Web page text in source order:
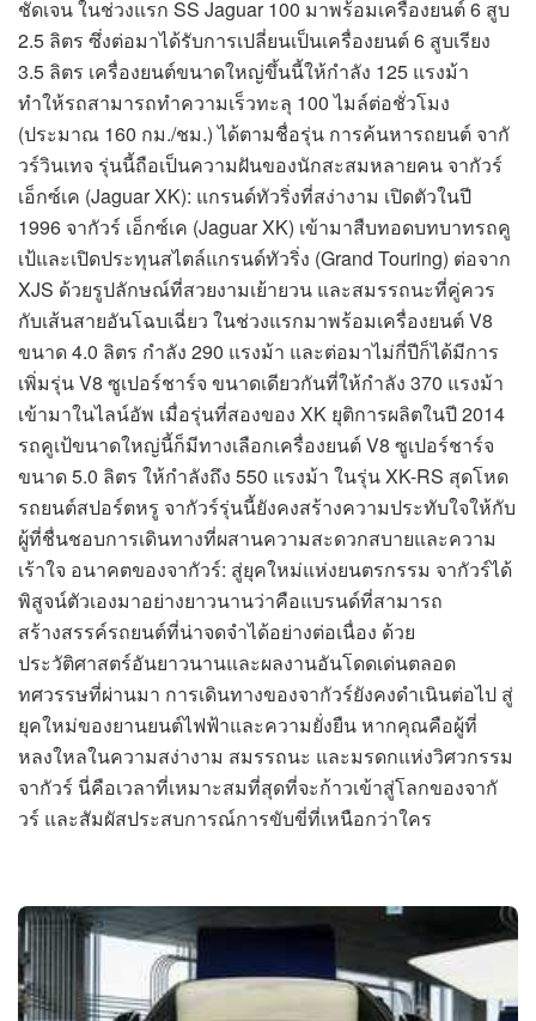
ชัดเจน ในช่วงแรก SS Jaguar 100 มาพร้อมเครื่องยนต์ 6 สูบ
2.5 ลิตร ซึ่งต่อมาได้รับการเปลี่ยนเป็นเครื่องยนต์ 6 สูบเรียง
3.5 ลิตร เครื่องยนต์ขนาดใหญ่ขึ้นนี้ให้กำลัง 125 แรงม้า
ทำให้รถสามารถทำความเร็วทะลุ 100 ไมล์ต่อชั่วโมง
(ประมาณ 160 กม./ชม.) ได้ตามชื่อรุ่น การค้นหารถยนต์ จากั
วร์วินเทจ รุ่นนี้ถือเป็นความฝันของนักสะสมหลายคน จากัวร์
เอ็กซ์เค (Jaguar XK): แกรนด์ทัวริ่งที่สง่างาม เปิดตัวในปี
1996 จากัวร์ เอ็กซ์เค (Jaguar XK) เข้ามาสืบทอดบทบาทรถคู
เป้และเปิดประทุนสไตล์แกรนด์ทัวริ่ง (Grand Touring) ต่อจาก
XJS ด้วยรูปลักษณ์ที่สวยงามเย้ายวน และสมรรถนะที่คู่ควร
กับเส้นสายอันโฉบเฉี่ยว ในช่วงแรกมาพร้อมเครื่องยนต์ V8
ขนาด 4.0 ลิตร กำลัง 290 แรงม้า และต่อมาไม่กี่ปีก็ได้มีการ
เพิ่มรุ่น V8 ซูเปอร์ชาร์จ ขนาดเดียวกันที่ให้กำลัง 370 แรงม้า
เข้ามาในไลน์อัพ เมื่อรุ่นที่สองของ XK ยุติการผลิตในปี 2014
รถคูเป้ขนาดใหญ่นี้ก็มีทางเลือกเครื่องยนต์ V8 ซูเปอร์ชาร์จ
ขนาด 5.0 ลิตร ให้กำลังถึง 550 แรงม้า ในรุ่น XK-RS สุดโหด
รถยนต์สปอร์ตหรู จากัวร์รุ่นนี้ยังคงสร้างความประทับใจให้กับ
ผู้ที่ชื่นชอบการเดินทางที่ผสานความสะดวกสบายและความ
เร้าใจ อนาคตของจากัวร์: สู่ยุคใหม่แห่งยนตรกรรม จากัวร์ได้
พิสูจน์ตัวเองมาอย่างยาวนานว่าคือแบรนด์ที่สามารถ
สร้างสรรค์รถยนต์ที่น่าจดจำได้อย่างต่อเนื่อง ด้วย
ประวัติศาสตร์อันยาวนานและผลงานอันโดดเด่นตลอด
ทศวรรษที่ผ่านมา การเดินทางของจากัวร์ยังคงดำเนินต่อไป สู่
ยุคใหม่ของยานยนต์ไฟฟ้าและความยั่งยืน หากคุณคือผู้ที่
หลงใหลในความสง่างาม สมรรถนะ และมรดกแห่งวิศวกรรม
จากัวร์ นี่คือเวลาที่เหมาะสมที่สุดที่จะก้าวเข้าสู่โลกของจากั
วร์ และสัมผัสประสบการณ์การขับขี่ที่เหนือกว่าใคร